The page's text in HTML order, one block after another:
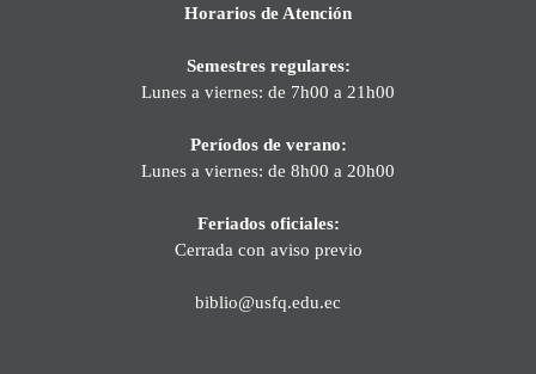
Horarios de Atención
Semestres regulares:
Lunes a viernes: de 7h00 a 21h00
Períodos de verano:
Lunes a viernes: de 8h00 a 20h00
Feriados oficiales:
Cerrada con aviso previo
biblio@usfq.edu.ec